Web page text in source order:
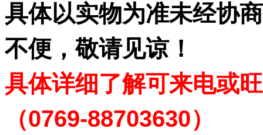
具体以实物为准未经协
不便，敬请见谅！
具体详细了解可来电或
（0769-88703630）